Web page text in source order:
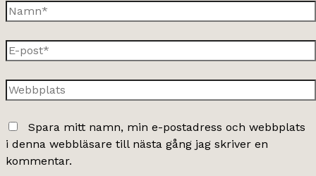
Namn*
E-
post*
Webbplats
Spara mitt namn, min e-postadress och webbplats
i denna webbläsare till nästa gång jag skriver en
kommentar.